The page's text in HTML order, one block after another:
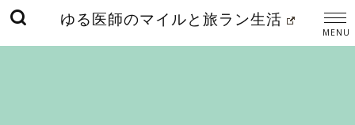
ゆる医師のマイルと旅ラン生活